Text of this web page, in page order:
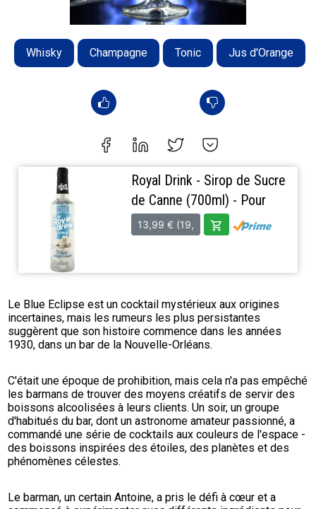
Whisky Champagne Tonic Jus d'Orange
Le Blue Eclipse est un cocktail mystérieux aux origines
incertaines, mais les rumeurs les plus persistantes
suggèrent que son histoire commence dans les années
1930, dans un bar de la Nouvelle-Orléans.
C'était une époque de prohibition, mais cela n'a pas empêché
les barmans de trouver des moyens créatifs de servir des
boissons alcoolisées à leurs clients. Un soir, un groupe
d'habitués du bar, dont un astronome amateur passionné, a
commandé une série de cocktails aux couleurs de l'espace -
des boissons inspirées des étoiles, des planètes et des
phénomènes célestes.
Le barman, un certain Antoine, a pris le défi à cœur et a